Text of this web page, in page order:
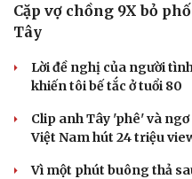
Ăn sạch sống khỏe
Cặp vợ chồng 9X bỏ
Tây
Lời đề nghị của người
khiến tôi bế tắc ở tuổi 80
Clip anh Tây 'phê' và
Việt Nam hút 24 triệu
Vì một phút buông thả